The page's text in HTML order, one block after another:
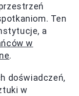
Ten
a
w
.
doświadczeń,
w